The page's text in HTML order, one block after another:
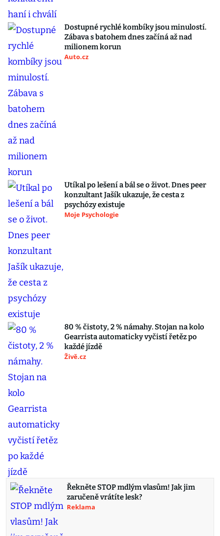
Dostupné rychlé kombíky jsou minulostí.
Zábava s batohem dnes začíná až nad
milionem korun
Auto.cz
Utíkal po lešení a bál se o život. Dnes peer
konzultant Jašík ukazuje, že cesta z
psychózy existuje
Moje Psychologie
80 % čistoty, 2 % námahy. Stojan na kolo
Gearrista automaticky vyčistí řetěz po
každé jízdě
Živě.cz
Řekněte STOP mdlým vlasům! Jak jim
zaručeně vrátíte lesk?
Reklama